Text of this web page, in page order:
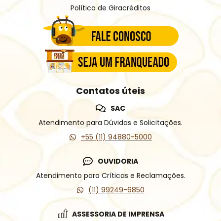
Política de Giracréditos
Contatos úteis
SAC
Atendimento para Dúvidas e Solicitações.
+55 (11) 94880-5000
OUVIDORIA
Atendimento para Críticas e Reclamações.
(11) 99249-6850
ASSESSORIA DE IMPRENSA